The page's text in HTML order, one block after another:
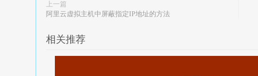
上一篇
阿里云虚拟主机中屏蔽指定IP地址的方法
相关推荐